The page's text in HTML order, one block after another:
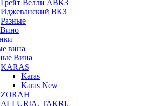
Грейт Велли АВКЗ
Иджеванский ВКЗ
Разные
вина
Вина
KARAS
Karas
Karas New
ZORAH
ALLURIA. TAKRI.